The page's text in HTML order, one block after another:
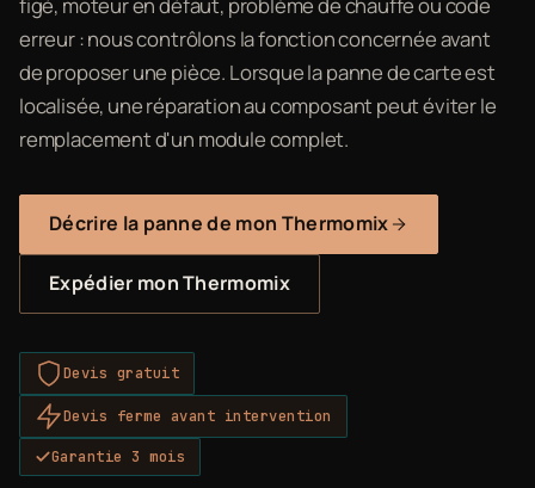
erreur : nous contrôlons la fonction concernée avant
de proposer une pièce. Lorsque la panne de carte est
localisée, une réparation au composant peut éviter le
remplacement d'un module complet.
Décrire la panne de mon Thermomix
Expédier mon Thermomix
Devis gratuit
Devis ferme avant intervention
Garantie 3 mois